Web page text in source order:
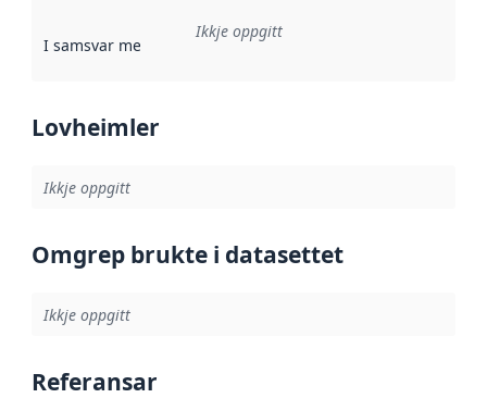
I samsvar med Referanse til ei implementeringsregel eller
Ikkje oppgitt
Lovheimler
Ikkje oppgitt
Omgrep brukte i datasettet
Ikkje oppgitt
Referansar